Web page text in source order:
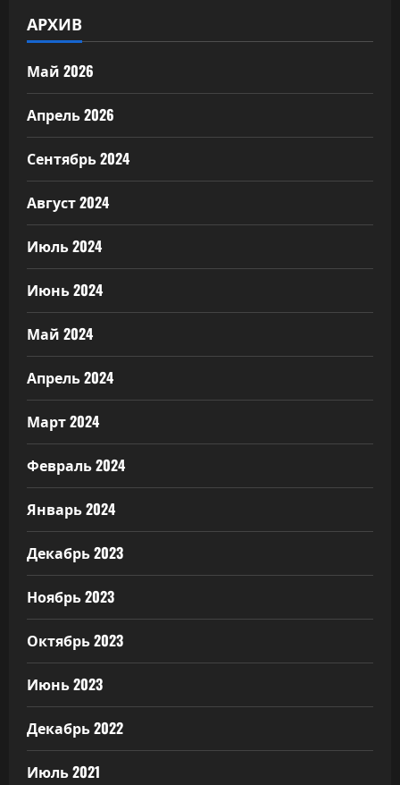
АРХИВ
Май 2026
Апрель 2026
Сентябрь 2024
Август 2024
Июль 2024
Июнь 2024
Май 2024
Апрель 2024
Март 2024
Февраль 2024
Январь 2024
Декабрь 2023
Ноябрь 2023
Октябрь 2023
Июнь 2023
Декабрь 2022
Июль 2021